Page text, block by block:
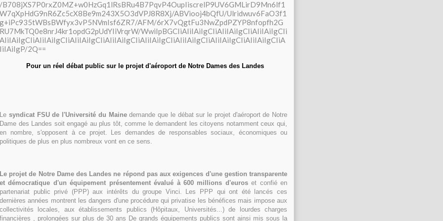
Pour un réel débat public sur le projet d'aéroport de Notre Dames des Landes
Le syndicat FSU de l'Université du Mainedemande que le débat sur le projet d'aéroport de Notre
Dame des Landes soit engagé au plus tôt, comme le demandent les citoyens notamment ceux qui,
en nombre, s'opposent à ce projet. Les demandes de responsables sociaux, économiques ou
politiques de plus en plus nombreux vont en ce sens.
Le projet de Notre Dame des Landes ne répond pas aux exigences d'une gestion transparente
et démocratique d'un équipement présentement évalué à 600 millions d'euroset confié en
partenariat public privé (PPP) aux intérêts du groupe Vinci. Les PPP qui ont été lancés ces
dernières années montrent les dangers d'une procédure qui privatise les bénéfices mais impose aux
collectivités locales, aux établissements publics (Hôpitaux, Universités...) de lourdes charges
financières , prolongées sur plus de 30 ans De grands équipements publics sont ainsi mis sous la